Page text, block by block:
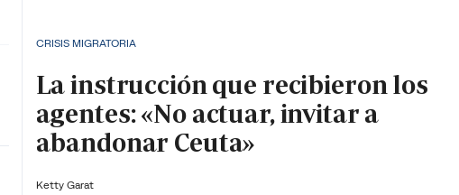
CRISIS MIGRATORIA
La instrucción que recibieron los
agentes: «No actuar, invitar a
abandonar Ceuta»
Ketty Garat